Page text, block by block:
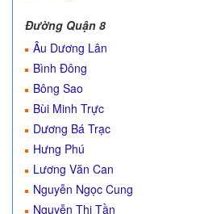
Đường Quận 8
Âu Dương Lân
Bình Đông
Bông Sao
Bùi Minh Trực
Dương Bá Trạc
Hưng Phú
Lương Văn Can
Nguyễn Ngọc Cung
Nguyễn Thị Tần